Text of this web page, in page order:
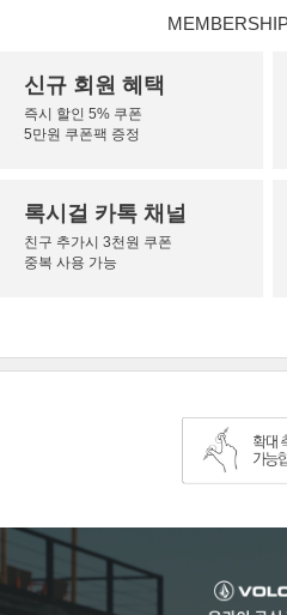
신규 회원 혜택
즉시 할인 5% 쿠폰
5만원 쿠폰팩 증정
록시걸 카톡 채널
친구 추가시 3천원 쿠폰
중복 사용 가능